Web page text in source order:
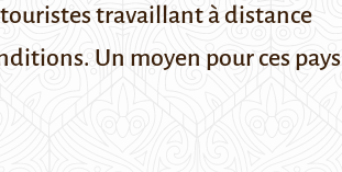
travaillant à distance
Un moyen pour ces pays